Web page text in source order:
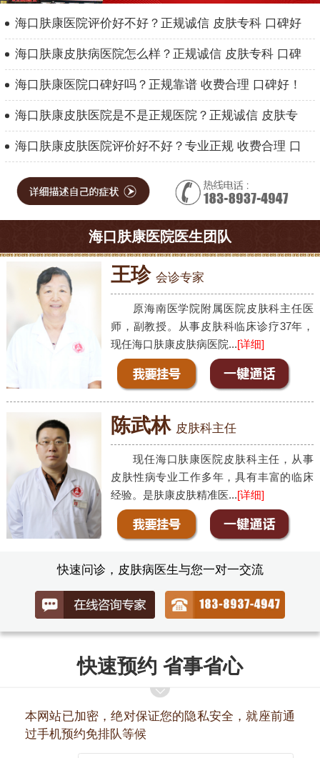
海口肤康医院评价好不好？正规诚信 皮肤专科 口碑好
海口肤康皮肤病医院怎么样？正规诚信 皮肤专科 口碑
海口肤康医院口碑好吗？正规靠谱 收费合理 口碑好！
海口肤康皮肤医院是不是正规医院？正规诚信 皮肤专
海口肤康皮肤医院评价好不好？专业正规 收费合理 口
海口肤康医院医生团队
王珍 会诊专家
原海南医学院附属医院皮肤科主任医
师，副教授。从事皮肤科临床诊疗37年，
现任海口肤康皮肤病医院...[详细]
陈武林 皮肤科主任
现任海口肤康医院皮肤科主任，从事
皮肤性病专业工作多年，具有丰富的临床
经验。是肤康皮肤精准医...[详细]
快速问诊，皮肤病医生与您一对一交流
快速预约 省事省心
本网站已加密，绝对保证您的隐私安全，就座前通
过手机预约免排队等候